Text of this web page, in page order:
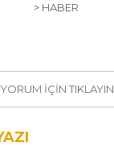
> HABER
YORUM IÇIN